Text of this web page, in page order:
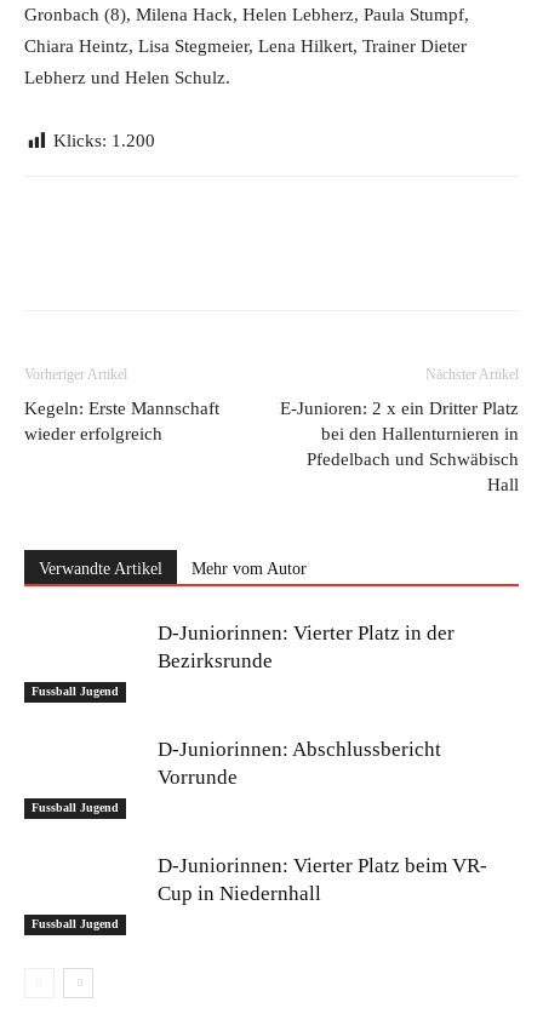
Gronbach (8), Milena Hack, Helen Lebherz, Paula Stumpf,
Chiara Heintz, Lisa Stegmeier, Lena Hilkert, Trainer Dieter
Lebherz und Helen Schulz.
Klicks: 1.200
Vorheriger Artikel
Kegeln: Erste Mannschaft
wieder erfolgreich
Nächster Artikel
E-Junioren: 2 x ein Dritter Platz
bei den Hallenturnieren in
Pfedelbach und Schwäbisch
Hall
Verwandte Artikel Mehr vom Autor
Fussball Jugend
D-Juniorinnen: Vierter Platz in der
Bezirksrunde
Fussball Jugend
D-Juniorinnen: Abschlussbericht
Vorrunde
Fussball Jugend
D-Juniorinnen: Vierter Platz beim VR-
Cup in Niedernhall